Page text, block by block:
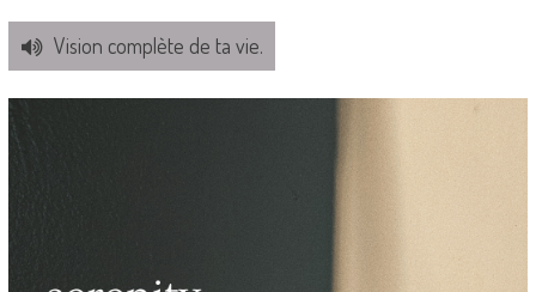
Vision complète de ta vie.